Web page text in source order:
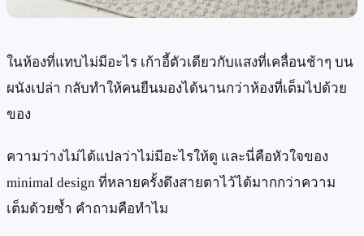
ในห้องที่แทบไม่มีอะไร เก้าอี้ตัวเดียวกับแสงที่เคลื่อนช้าๆ บน
ผนังเปล่า กลับทำให้คนยืนมองได้นานกว่าห้องที่เต็มไปด้วย
ของ
ความว่างไม่ได้แปลว่าไม่มีอะไรให้ดู และนี่คือหัวใจของ
minimal design ที่หลายครั้งดึงสายตาไว้ได้มากกว่าความ
เต็มด้วยซ้ำ คำถามคือทำไม